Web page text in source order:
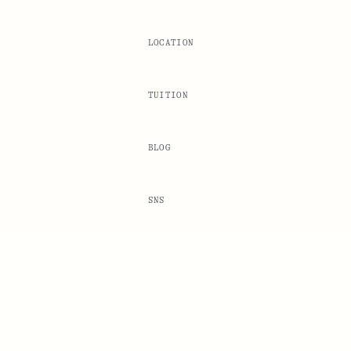
LOCATION
TUITION
BLOG
SNS